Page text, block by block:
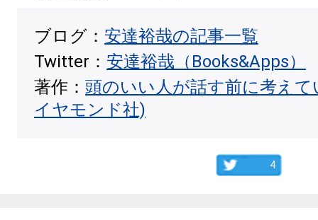
ブログ： 安達裕哉の記事一覧
Twitter： 安達裕哉（Books&Apps）
著作： 頭のいい人が話す前に考え
イヤモンド社)
4